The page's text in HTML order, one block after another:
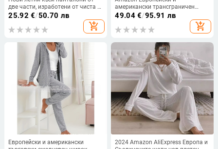
две части, изработени от чиста и
удобна флорална дантела и
стегнат кардиган за талията през
лятото за 2024 г.
25.92 €/50.70 лв
add_shopping_cart
американски трансграничен
дамски пролетно-есенно-зимни
ежедневни широки бели букви
жакардови пуловери с дълъг
49.04€/95.91 лв
add_shopping_cart
Европейски и американски
2024 Amazon AliExpress Европа и